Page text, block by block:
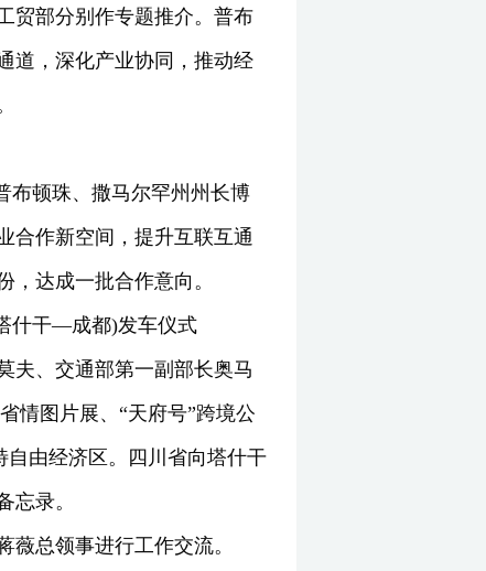
贸部分别作专题推介。普布
道，深化产业协同，推动经
布顿珠、撒马尔罕州州长博
合作新空间，提升互联互通
达成一批合作意向。
什干—成都)发车仪式
夫、交通部第一副部长奥马
情图片展、“天府号”跨境公
由经济区。四川省向塔什干
忘录。
总领事进行工作交流。